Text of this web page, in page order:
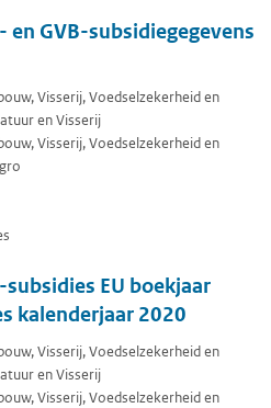
en GVB-subsidiegegevens
Visserij, Voedselzekerheid en
en Visserij
Visserij, Voedselzekerheid en
EU boekjaar
kalenderjaar 2020
Visserij, Voedselzekerheid en
en Visserij
Visserij, Voedselzekerheid en